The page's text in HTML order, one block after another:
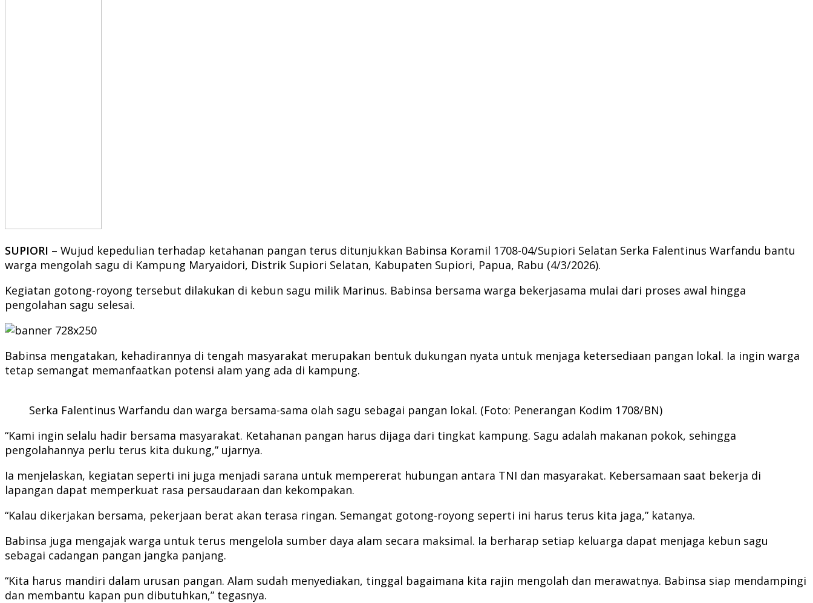
SUPIORI – Wujud kepedulian terhadap ketahanan pangan terus ditunjukkan Babinsa Koramil 1708-04/Supiori Selatan Serka Falentinus Warfandu bantu
warga mengolah sagu di Kampung Maryaidori, Distrik Supiori Selatan, Kabupaten Supiori, Papua, Rabu (4/3/2026).
Kegiatan gotong-royong tersebut dilakukan di kebun sagu milik Marinus. Babinsa bersama warga bekerjasama mulai dari proses awal hingga
pengolahan sagu selesai.
Babinsa mengatakan, kehadirannya di tengah masyarakat merupakan bentuk dukungan nyata untuk menjaga ketersediaan pangan lokal. Ia ingin warga
tetap semangat memanfaatkan potensi alam yang ada di kampung.
Serka Falentinus Warfandu dan warga bersama-sama olah sagu sebagai pangan lokal. (Foto: Penerangan Kodim 1708/BN)
“Kami ingin selalu hadir bersama masyarakat. Ketahanan pangan harus dijaga dari tingkat kampung. Sagu adalah makanan pokok, sehingga
pengolahannya perlu terus kita dukung,” ujarnya.
Ia menjelaskan, kegiatan seperti ini juga menjadi sarana untuk mempererat hubungan antara TNI dan masyarakat. Kebersamaan saat bekerja di
lapangan dapat memperkuat rasa persaudaraan dan kekompakan.
“Kalau dikerjakan bersama, pekerjaan berat akan terasa ringan. Semangat gotong-royong seperti ini harus terus kita jaga,” katanya.
Babinsa juga mengajak warga untuk terus mengelola sumber daya alam secara maksimal. Ia berharap setiap keluarga dapat menjaga kebun sagu
sebagai cadangan pangan jangka panjang.
“Kita harus mandiri dalam urusan pangan. Alam sudah menyediakan, tinggal bagaimana kita rajin mengolah dan merawatnya. Babinsa siap mendampingi
dan membantu kapan pun dibutuhkan,” tegasnya.